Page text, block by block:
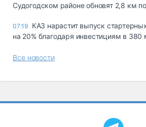
Судогодском районе обновят 2,8 км
07:19 КАЗ нарастит выпуск
на 20% благодаря инвестициям в 380
Все новости